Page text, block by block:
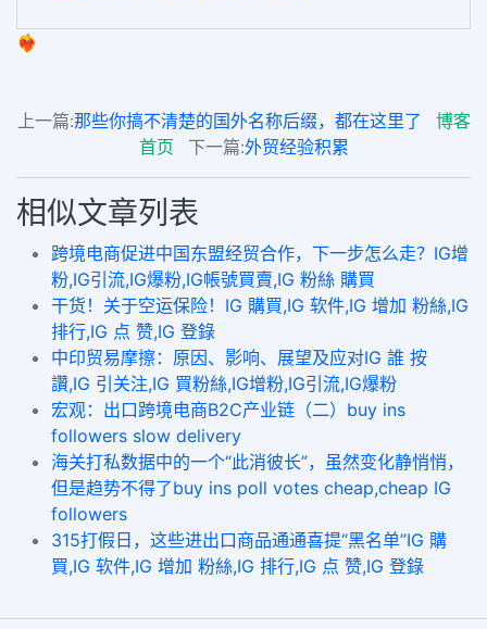
❤️‍🔥
上一篇:那些你搞不清楚的国外名称后缀，都在这里了
博客
首页
下一篇:外贸经验积累
相似文章列表
跨境电商促进中国东盟经贸合作，下一步怎么走？IG增
粉,IG引流,IG爆粉,IG帳號買賣,IG 粉絲 購買
干货！关于空运保险！IG 購買,IG 软件,IG 增加 粉絲,IG
排行,IG 点 赞,IG 登錄
中印贸易摩擦：原因、影响、展望及应对IG 誰 按
讚,IG 引关注,IG 買粉絲,IG增粉,IG引流,IG爆粉
宏观：出口跨境电商B2C产业链（二）buy ins
followers slow delivery
海关打私数据中的一个“此消彼长”，虽然变化静悄悄，
但是趋势不得了buy ins poll votes cheap,cheap IG
followers
315打假日，这些进出口商品通通喜提“黑名单”IG 購
買,IG 软件,IG 增加 粉絲,IG 排行,IG 点 赞,IG 登錄